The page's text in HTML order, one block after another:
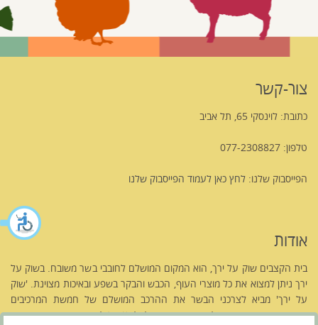
צור-קשר
כתובת: לוינסקי 65, תל אביב
טלפון: 077-2308827
הפייסבוק שלנו: לחץ כאן לעמוד הפייסבוק שלנו
אודות
בית הקצבים שוק על ירך, הוא המקום המושלם לחובבי בשר משובח. בשוק על
ירך ניתן למצוא את כל מוצרי העוף, הכבש והבקר בשפע ובאיכות מצוינת. 'שוק
על ירך' מביא לצרכני הבשר את ההרכב המושלם של חמשת המרכיבים
העיקריים המגדירים אטליז משובח בישראל.לחץ כאן לקריאה נוספת אודותנו